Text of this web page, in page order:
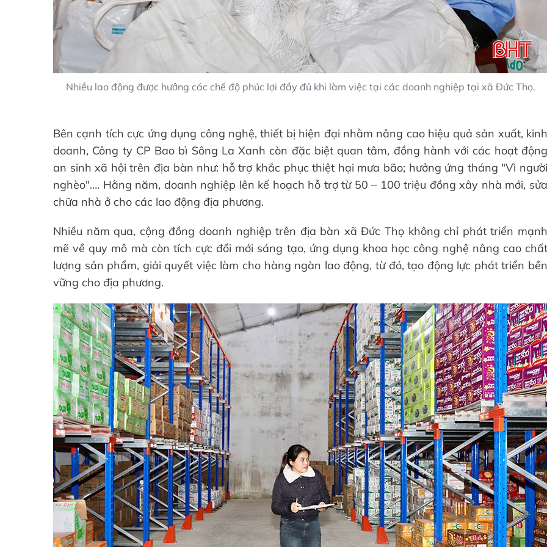
Nhiều lao động được hưởng các chế độ phúc lợi đầy đủ khi làm việc tại các doanh nghiệp tại xã Đức Thọ.
Bên cạnh tích cực ứng dụng công nghệ, thiết bị hiện đại nhằm nâng cao hiệu quả sản xuất, kinh
doanh, Công ty CP Bao bì Sông La Xanh còn đặc biệt quan tâm, đồng hành với các hoạt động
an sinh xã hội trên địa bàn như: hỗ trợ khắc phục thiệt hại mưa bão; hưởng ứng tháng "Vì người
nghèo"…. Hằng năm, doanh nghiệp lên kế hoạch hỗ trợ từ 50 – 100 triệu đồng xây nhà mới, sửa
chữa nhà ở cho các lao động địa phương.
Nhiều năm qua, cộng đồng doanh nghiệp trên địa bàn xã Đức Thọ không chỉ phát triển mạnh
mẽ về quy mô mà còn tích cực đổi mới sáng tạo, ứng dụng khoa học công nghệ nâng cao chất
lượng sản phẩm, giải quyết việc làm cho hàng ngàn lao động, từ đó, tạo động lực phát triển bền
vững cho địa phương.